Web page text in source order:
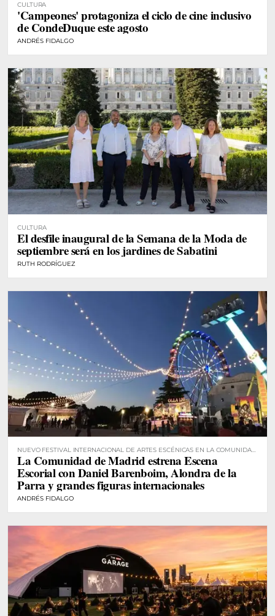
CULTURA
'Campeones' protagoniza el ciclo de cine inclusivo
de CondeDuque este agosto
ANDRÉS FIDALGO
CULTURA
El desfile inaugural de la Semana de la Moda de
septiembre será en los jardines de Sabatini
RUTH RODRÍGUEZ
NUEVO FESTIVAL INTERNACIONAL DE ARTES ESCÉNICAS EN LA COMUNIDAD
DE MADRID
La Comunidad de Madrid estrena Escena
Escorial con Daniel Barenboim, Alondra de la
Parra y grandes figuras internacionales
ANDRÉS FIDALGO